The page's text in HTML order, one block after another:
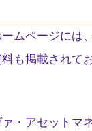
ムページには
も掲載されて
・アセットマ